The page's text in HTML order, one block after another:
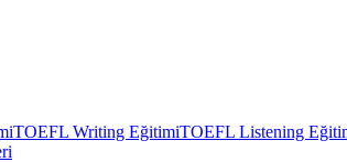
TOEFL Writing EğitimiTOEFL Listening